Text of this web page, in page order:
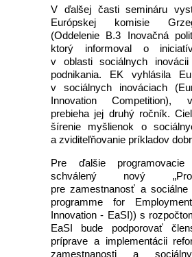
V ďalšej časti semináru
Európskej komisie
(Oddelenie B.3 Inovačná
ktorý informoval o
v oblasti sociálnych
podnikania. EK vyhlásila
v sociálnych inováciach
Innovation Competition),
prebieha jej druhý ročník.
šírenie myšlienok o
a zviditeľňovanie príkladov
Pre ďalšie
schválený nový
pre zamestnanosť a sociálne
programme for
Innovation - EaSI)) s
EaSI bude podporovať
príprave a implementácii
zamestnanosti a